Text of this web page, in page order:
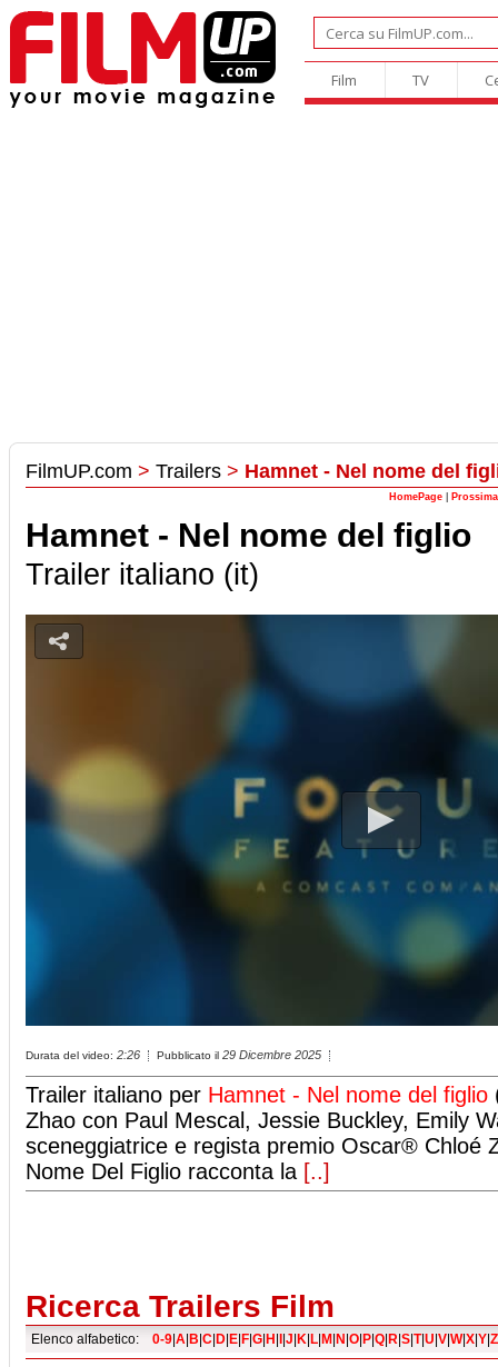
Film TV
FilmUP.com > Trailers > Hamnet - Nel nome del
HomePage
Hamnet - Nel nome del figlio
Trailer italiano (it)
Durata del video: 2:26 Pubblicato il 29 Dicembre 2025
Trailer italiano per Hamnet - Nel nome del figlio
Zhao con Paul Mescal, Jessie Buckley, Emily
sceneggiatrice e regista premio Oscar® Chloé
Nome Del Figlio racconta la [..]
Ricerca Trailers Film
Elenco alfabetico: 0-9|A|B|C|D|E|F|G|H|I|J|K|L|M|N|O|P|Q|R|S|T|U|V|W|X|Y|Z